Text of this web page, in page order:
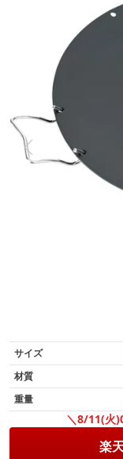
サイズ
材質
重量
＼8/11(火
楽